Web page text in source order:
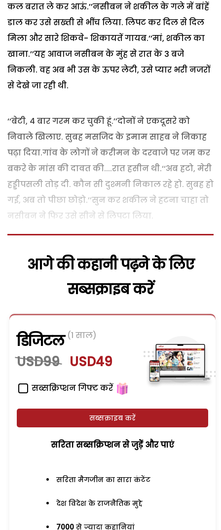
कल बरात ले कर आऊं.’’नसीबन ने शकील के गले में बांहें
डाल कर उसे सख्ती से भींच लिया. लिपट कर दिल से दिल
मिला और सारे शिकवे- शिकायतें गायब.‘‘मां, शकील का
खाना.’’यह आवाज नसीबन के मुंह से रात के 3 बजे
निकली. वह अब भी उस के ऊपर लेटी, उसे प्यार भरी नजरों
से देखे जा रही थी.
‘‘बेटी, 4 बार गरम कर चुकी हूं.’’दोनों ने एकदूसरे को
निवाले खिलाए. सुबह मसजिद के इमाम साहब ने निकाह
पढ़ा दिया.गांव के लोगों ने करीमन के दरवाजे पर जम कर
बकरे के मांस की दावत की....रात हसीन थी.‘‘अब हटो, मेरी
हड्डीपसली तोड़ दी. कौन सी दुश्मनी निकाल रहे हो. सुबह हो
गई, अब तो पीछा छोड़ो.’’सुन कर शकील ने हटना चाहा तो
नसीबन ने फिर उसे सीने से लिपटा लिया.
आगे की कहानी पढ़ने के लिए
सब्सक्राइब करें
डिजिटल (1 साल)
USD99 USD49
सब्सक्रिप्शन गिफ्ट करें
सब्सक्राइब करें
सरिता सब्सक्रिप्शन से जुड़ेें और पाएं
सरिता मैगजीन का सारा कंटेंट
देश विदेश के राजनैतिक मुद्दे
7000 से ज्यादा कहानियां